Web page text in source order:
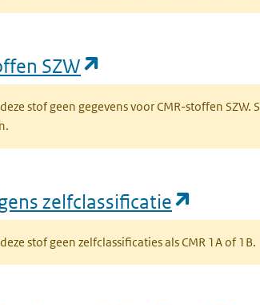
SZW
stof geen gegevens voor CMR-stoffen
zelfclassificatie
stof geen zelfclassificaties als CMR 1A of 1B.